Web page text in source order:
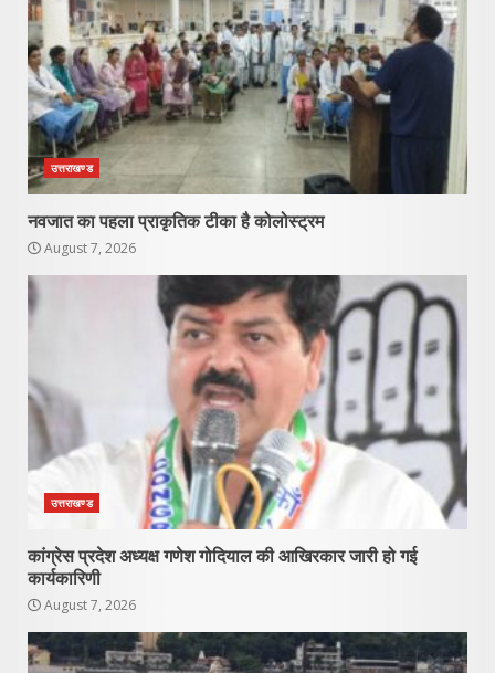
उत्तराखण्ड
नवजात का पहला प्राकृतिक टीका है कोलोस्ट्रम
August 7, 2026
उत्तराखण्ड
कांग्रेस प्रदेश अध्यक्ष गणेश गोदियाल की आखिरकार जारी हो गई
कार्यकारिणी
August 7, 2026